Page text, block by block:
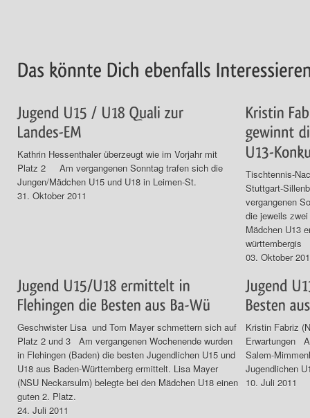
Kathrin Hessenthaler überzeugt wie im Vorjahr mit
Platz 2 Am vergangenen Sonntag trafen sich die
Jungen/Mädchen U15 und U18 in Leimen-St.
31. Oktober 2011
Tischtennis-
Stuttgart-
vergangenen
die jeweils
Mädchen U13
württembergis
03. Oktober
Geschwister Lisa und Tom Mayer schmettern sich auf
Platz 2 und 3 Am vergangenen Wochenende wurden
in Flehingen (Baden) die besten Jugendlichen U15 und
U18 aus Baden-Württemberg ermittelt. Lisa Mayer
(NSU Neckarsulm) belegte bei den Mädchen U18 einen
guten 2. Platz.
24. Juli 2011
Kristin Fabriz
Erwartungen
Salem-
Jugendlichen
10. Juli 2011